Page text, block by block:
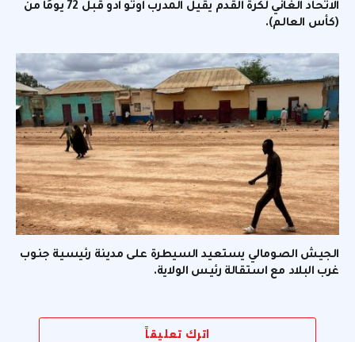
الاتحاد الغاني لكرة القدم يقيل المدرب أوتو آدو قبل 72 يومًا من
(كأس العالم).
الجيش الصومالي يستعيد السيطرة على مدينة رئيسية جنوب
غرب البلاد مع استقالة رئيس الولاية.
اترك تعليقاً